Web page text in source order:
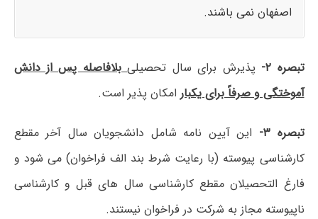
اصفهان نمی باشند.
تبصره ۲- پذیرش برای سال تحصیلیبلافاصله پس از دانش
آموختگی و صرفاً برای یکبار امکان پذیر است.
تبصره ۳-
این آیین نامه شامل دانشجویان سال آخر مقطع
کارشناسی پیوسته (با رعایت شرط بند الف فراخوان) می شود و
فارغ التحصیلان مقطع کارشناسی سال های قبل و کارشناسی
ناپیوسته مجاز به شرکت در فراخوان نیستند.